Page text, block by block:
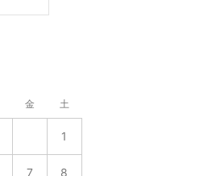
金 土
1
7 8